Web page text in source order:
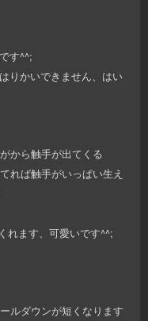
す^^;
りかいできません、はい
から触手が出てくる
れば触手がいっぱい生え
れます、可愛いです^^;
ルダウンが短くなります